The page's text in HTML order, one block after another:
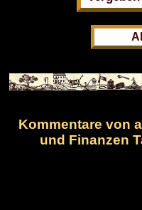
Kommentare von
und Finanzen